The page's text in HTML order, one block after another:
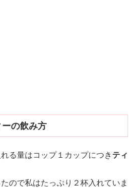
の飲み方
る量はコップ１カップにつき ティ
ので私はたっぷり２杯入れていま